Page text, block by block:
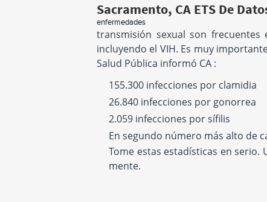
Sacramento, CA ETS De
enfermedades
transmisión sexual son frecuentes
incluyendo el VIH. Es muy
Salud Pública informó CA :
155.300 infecciones por clamidia
26.840 infecciones por gonorrea
2.059 infecciones por sífilis
En segundo número más alto de
Tome estas estadísticas en
mente.